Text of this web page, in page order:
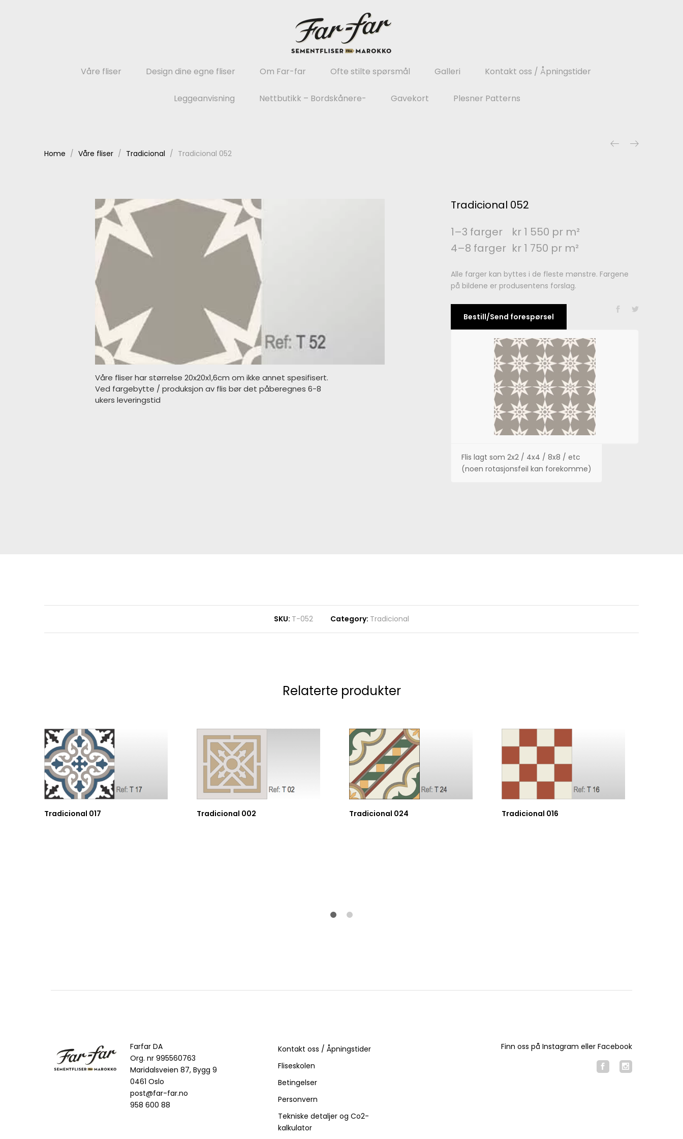
Våre fliser Design dine egne fliser Om Far-far Ofte stilte spørsmål Galleri Kontakt oss / Åpningstider
Leggeanvisning Nettbutikk – Bordskånere- Gavekort Plesner Patterns
Home Våre fliser Tradicional Tradicional 052
Våre fliser har størrelse 20x20x1,6cm om ikke annet spesifisert.
Ved fargebytte / produksjon av flis bør det påberegnes 6-8
ukers leveringstid
Tradicional 052
1–3 farger
kr 1 550 pr m²
4–8 farger kr 1 750 pr m²
Alle farger kan byttes i de fleste mønstre. Fargene
på bildene er produsentens forslag.
Bestill/Send forespørsel
Flis lagt som 2x2 / 4x4 / 8x8 / etc
(noen rotasjonsfeil kan forekomme)
SKU: T-052 Category: Tradicional
Relaterte produkter
Tradicional 017 Tradicional 002 Tradicional 024 Tradicional 016
Farfar DA
Org. nr 995560763
Maridalsveien 87, Bygg 9
0461 Oslo
post@far-far.no
958 600 88
Kontakt oss / Åpningstider
Fliseskolen
Betingelser
Personvern
Tekniske detaljer og Co2-
kalkulator
Finn oss på Instagram eller Facebook